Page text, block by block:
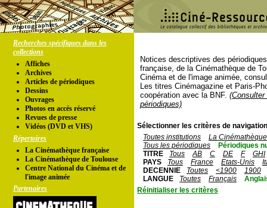
Recherches spécifiques dans les
collections
Affiches
Archives
Articles de périodiques
Dessins
Ouvrages
Photos en accés réservé
Revues de presse
Vidéos (DVD et VHS)
Répertoires
La Cinémathèque française
La Cinémathèque de Toulouse
Centre National du Cinéma et de
l'image animée
Partenaires
Notices descriptives des
française, de la Cinémathèque de
Cinéma et de l'image animée,
Les titres Cinémagazine et Paris-
coopération avec la BNF.
périodiques)
Sélectionner les critères de
Toutes institutions
La
Tous les périodiques
Périodiques
TITRE
Tous AB C DE F
GHI
PAYS
Tous France Etats-Unis
DECENNIE
Toutes <1900
1900
LANGUE
Toutes Français
Réinitialiser les critères